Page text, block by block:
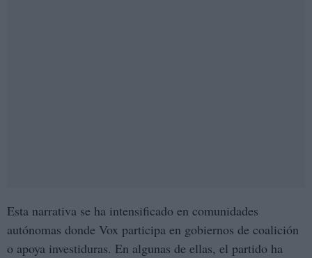
Esta narrativa se ha intensificado en comunidades
autónomas donde Vox participa en gobiernos de coalición
o apoya investiduras. En algunas de ellas, el partido ha